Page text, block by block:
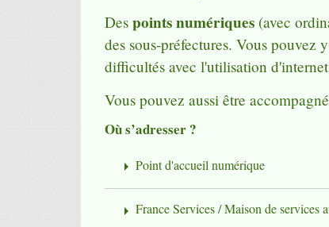
Des points numériques (avec
des sous-préfectures. Vous pouvez
difficultés avec l'utilisation
Vous pouvez aussi être
Où s’adresser ?
arrow_right Point d'accueil numérique
arrow_right France Services / Maison de services